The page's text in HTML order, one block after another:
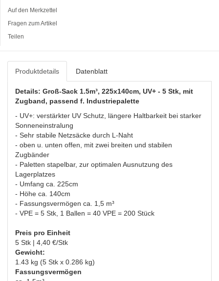
Auf den Merkzettel
Fragen zum Artikel
Teilen
Produktdetails Datenblatt
Details: Groß-Sack 1.5m³, 225x140cm, UV+ - 5 Stk, mit
Zugband, passend f. Industriepalette
- UV+: verstärkter UV Schutz, längere Haltbarkeit bei starker
Sonneneinstralung
- Sehr stabile Netzsäcke durch L-Naht
- oben u. unten offen, mit zwei breiten und stabilen
Zugbänder
- Paletten stapelbar, zur optimalen Ausnutzung des
Lagerplatzes
- Umfang ca. 225cm
- Höhe ca. 140cm
- Fassungsvermögen ca. 1,5 m³
- VPE = 5 Stk, 1 Ballen = 40 VPE = 200 Stück
Preis pro Einheit
5 Stk | 4,40 €/Stk
Gewicht:
1.43 kg (5 Stk x 0.286 kg)
Fassungsvermögen